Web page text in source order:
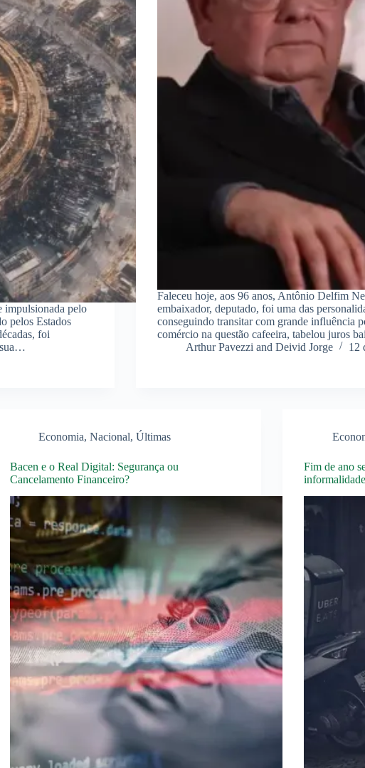
impulsionada pelo
pelos Estados
foi
sua…
Faleceu hoje, aos 96 anos, Antônio Delfim
embaixador, deputado, foi uma das
conseguindo transitar com grande influência
comércio na questão cafeeira, tabelou juros
Arthur Pavezzi and Deivid Jorge
12
Economia,Nacional,Últimas
Bacen e o Real Digital: Segurança ou
Cancelamento Financeiro?
Fim de ano